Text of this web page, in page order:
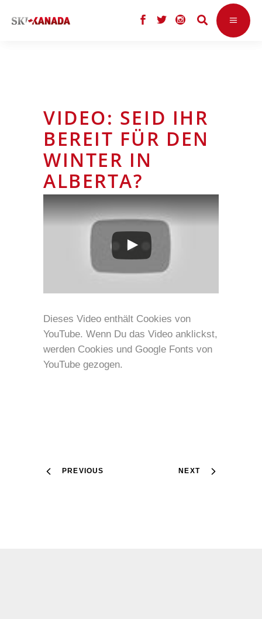
VIDEO: SEID IHR
BEREIT FÜR DEN
WINTER IN
ALBERTA?
Dieses Video enthält Cookies von
YouTube. Wenn Du das Video anklickst,
werden Cookies und Google Fonts von
YouTube gezogen.
PREVIOUS NEXT